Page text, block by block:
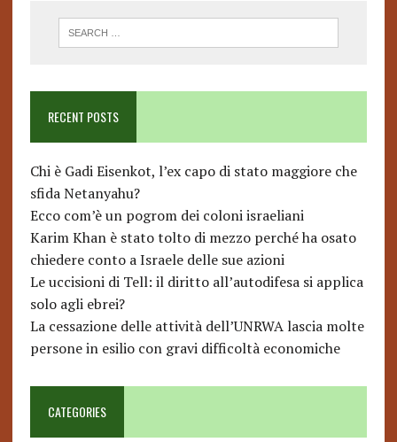
RECENT POSTS
Chi è Gadi Eisenkot, l’ex capo di stato maggiore che
sfida Netanyahu?
Ecco com’è un pogrom dei coloni israeliani
Karim Khan è stato tolto di mezzo perché ha osato
chiedere conto a Israele delle sue azioni
Le uccisioni di Tell: il diritto all’autodifesa si applica
solo agli ebrei?
La cessazione delle attività dell’UNRWA lascia molte
persone in esilio con gravi difficoltà economiche
CATEGORIES